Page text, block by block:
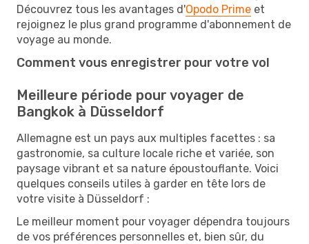
Découvrez tous les avantages d'Opodo Prime et
rejoignez le plus grand programme d'abonnement de
voyage au monde.
Comment vous enregistrer pour votre vol
Meilleure période pour voyager de
Bangkok à Düsseldorf
Allemagne est un pays aux multiples facettes : sa
gastronomie, sa culture locale riche et variée, son
paysage vibrant et sa nature époustouflante. Voici
quelques conseils utiles à garder en tête lors de
votre visite à Düsseldorf :
Le meilleur moment pour voyager dépendra toujours
de vos préférences personnelles et, bien sûr, du